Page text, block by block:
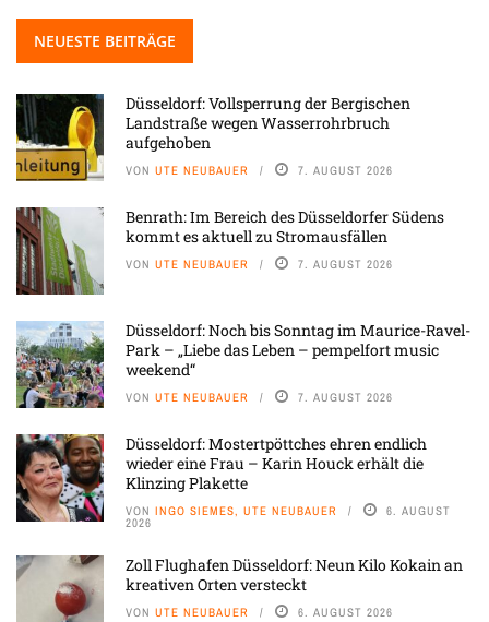
NEUESTE BEITRÄGE
Düsseldorf: Vollsperrung der Bergischen
Landstraße wegen Wasserrohrbruch
aufgehoben
VON UTE NEUBAUER 7. AUGUST 2026
Benrath: Im Bereich des Düsseldorfer Südens
kommt es aktuell zu Stromausfällen
VON UTE NEUBAUER 7. AUGUST 2026
Düsseldorf: Noch bis Sonntag im Maurice-Ravel-
Park – „Liebe das Leben – pempelfort music
weekend“
VON UTE NEUBAUER 7. AUGUST 2026
Düsseldorf: Mostertpöttches ehren endlich
wieder eine Frau – Karin Houck erhält die
Klinzing Plakette
VON INGO SIEMES, UTE NEUBAUER 6. AUGUST
2026
Zoll Flughafen Düsseldorf: Neun Kilo Kokain an
kreativen Orten versteckt
VON UTE NEUBAUER 6. AUGUST 2026